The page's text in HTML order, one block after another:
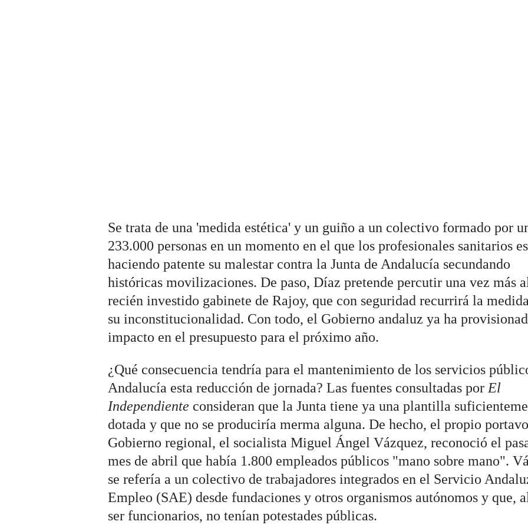
Se trata de una 'medida estética' y un guiño a un colectivo formado por
233.000 personas en un momento en el que los profesionales sanitarios
haciendo patente su malestar contra la Junta de Andalucía secundando
históricas movilizaciones. De paso, Díaz pretende percutir una vez más
recién investido gabinete de Rajoy, que con seguridad recurrirá la
su inconstitucionalidad. Con todo, el Gobierno andaluz ya ha
impacto en el presupuesto para el próximo año.
¿Qué consecuencia tendría para el mantenimiento de los servicios
Andalucía esta reducción de jornada? Las fuentes consultadas por El
Independiente consideran que la Junta tiene ya una plantilla
dotada y que no se produciría merma alguna. De hecho, el propio
Gobierno regional, el socialista Miguel Ángel Vázquez, reconoció el
mes de abril que había 1.800 empleados públicos "mano sobre mano".
se refería a un colectivo de trabajadores integrados en el Servicio
Empleo (SAE) desde fundaciones y otros organismos autónomos y que,
ser funcionarios, no tenían potestades públicas.